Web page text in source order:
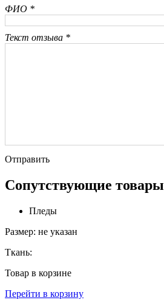
ФИО *
Текст отзыва *
Отправить
Сопутствующие товары
Пледы
Размер: не указан
Ткань:
Товар в корзине
Перейти в корзину